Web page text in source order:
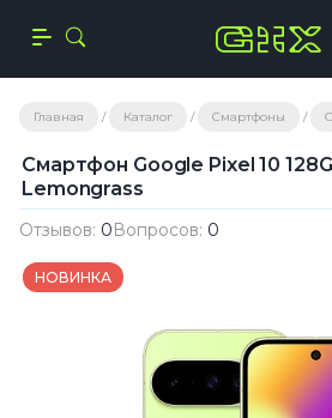
Главная Каталог Смартфоны
Смартфон Google Pixel 10
Lemongrass
Отзывов: 0Вопросов: 0
НОВИНКА